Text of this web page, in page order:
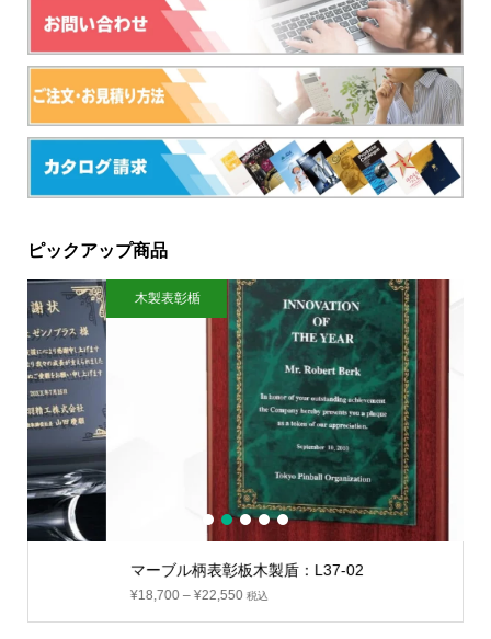
ピックアップ商品
マーブル柄表彰板木製盾：L37-02
22,550 税込
木製表彰楯
1 2 3 4 5